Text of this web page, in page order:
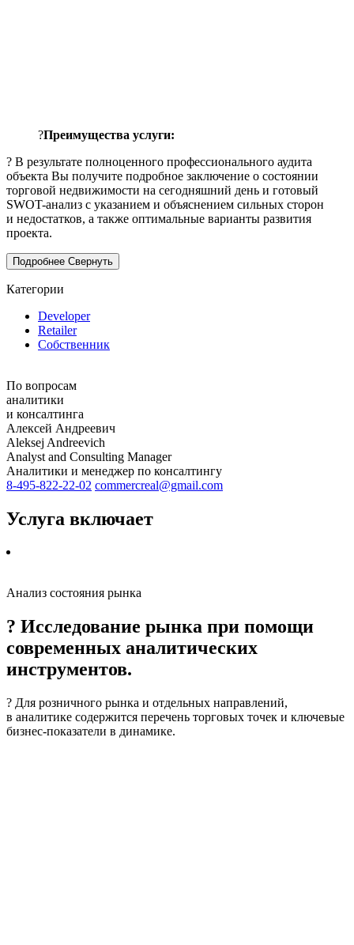
?Преимущества услуги:
? В результате полноценного профессионального аудита
объекта Вы получите подробное заключение о состоянии
торговой недвижимости на сегодняшний день и готовый
SWOT-анализ с указанием и объяснением сильных сторон
и недостатков, а также оптимальные варианты развития
проекта.
Подробнее Свернуть
Категории
Developer
Retailer
Собственник
По вопросам
аналитики
и консалтинга
Алексей Андреевич
Aleksej Andreevich
Analyst and Consulting Manager
Аналитики и менеджер по консалтингу
8-495-822-22-02 сommercreal@gmail.com
Услуга включает
Анализ состояния рынка
? Исследование рынка при помощи
современных аналитических
инструментов.
? Для розничного рынка и отдельных направлений,
в аналитике содержится перечень торговых точек и ключевые
бизнес-показатели в динамике.